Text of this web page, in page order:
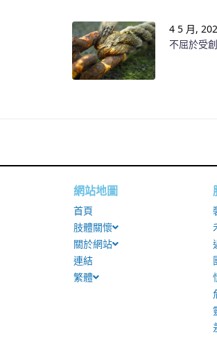
4 5 月,
不屈於受
網站地圖
首頁
肢體關懷
關於網站
連結
繁體